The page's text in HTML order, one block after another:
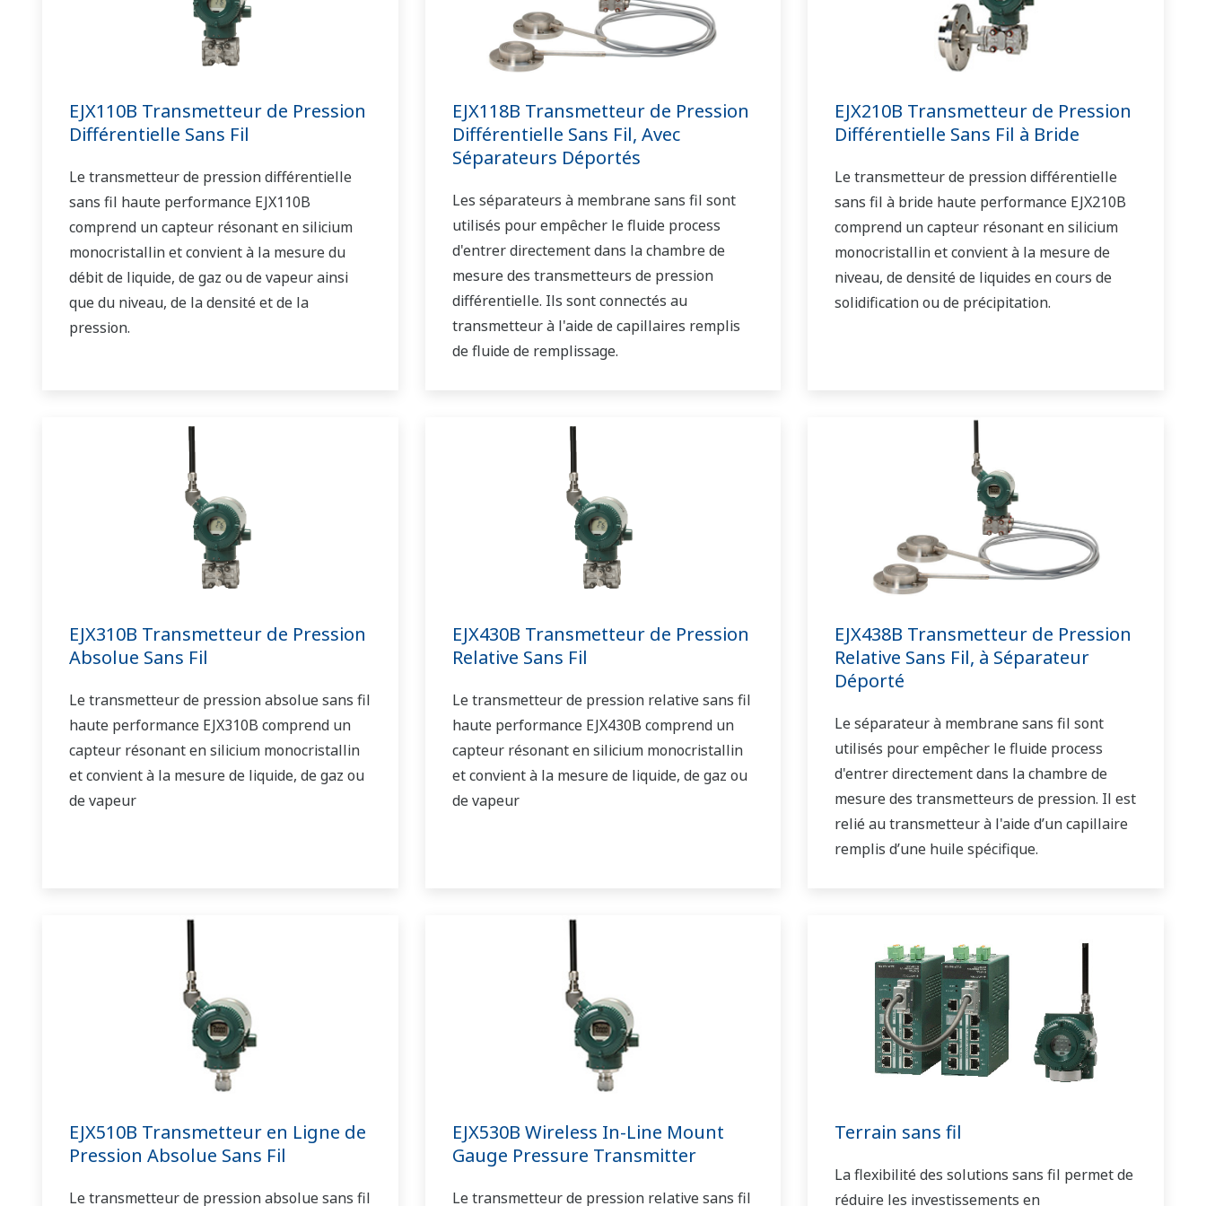
Yokogawa a une solution pour chaque
processus d'usine.
EJX110B Transmetteur de Pression
Différentielle Sans Fil
Le transmetteur de pression différentielle
sans fil haute performance EJX110B
comprend un capteur résonant en silicium
monocristallin et convient à la mesure du
débit de liquide, de gaz ou de vapeur ainsi
que du niveau, de la densité et de la
pression.
EJX118B Transmetteur de Pression
Différentielle Sans Fil, Avec
Séparateurs Déportés
Les séparateurs à membrane sans fil sont
utilisés pour empêcher le fluide process
d'entrer directement dans la chambre de
mesure des transmetteurs de pression
différentielle. Ils sont connectés au
transmetteur à l'aide de capillaires remplis
de fluide de remplissage.
EJX210B Transmetteur de Pression
Différentielle Sans Fil à Bride
Le transmetteur de pression différentielle
sans fil à bride haute performance EJX210B
comprend un capteur résonant en silicium
monocristallin et convient à la mesure de
niveau, de densité de liquides en cours de
solidification ou de précipitation.
EJX310B Transmetteur de Pression
Absolue Sans Fil
Le transmetteur de pression absolue sans fil
haute performance EJX310B comprend un
capteur résonant en silicium monocristallin
et convient à la mesure de liquide, de gaz ou
de vapeur
EJX430B Transmetteur de Pression
Relative Sans Fil
Le transmetteur de pression relative sans fil
haute performance EJX430B comprend un
capteur résonant en silicium monocristallin
et convient à la mesure de liquide, de gaz ou
de vapeur
EJX438B Transmetteur de Pression
Relative Sans Fil, à Séparateur
Déporté
Le séparateur à membrane sans fil sont
utilisés pour empêcher le fluide process
d'entrer directement dans la chambre de
mesure des transmetteurs de pression. Il est
relié au transmetteur à l'aide d’un capillaire
remplis d’une huile spécifique.
EJX510B Transmetteur en Ligne de
Pression Absolue Sans Fil
Le transmetteur de pression absolue sans fil
EJX530B Wireless In-Line Mount
Gauge Pressure Transmitter
Le transmetteur de pression relative sans fil
Terrain sans fil
La flexibilité des solutions sans fil permet de
réduire les investissements en